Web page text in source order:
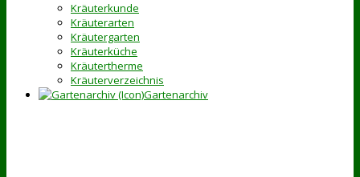
Kräuterkunde
Kräuterarten
Kräutergarten
Kräuterküche
Kräutertherme
Kräuterverzeichnis
Gartenarchiv